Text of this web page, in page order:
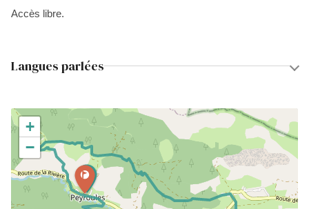
Accès libre.
Langues parlées
+
−